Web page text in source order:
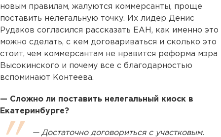
новым правилам, жалуются коммерсанты, проще
поставить нелегальную точку. Их лидер Денис
Рудаков согласился рассказать ЕАН, как именно это
можно сделать, с кем договариваться и сколько это
стоит, чем коммерсантам не нравится реформа мэра
Высокинского и почему все с благодарностью
вспоминают Контеева.
— Сложно ли поставить нелегальный киоск в
Екатеринбурге?
— Достаточно договориться с участковым.